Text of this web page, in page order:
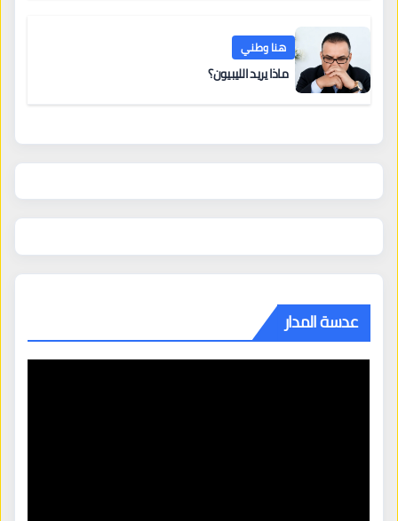
هنا وطني
ماذا يريد الليبيون؟
عدسة المدار